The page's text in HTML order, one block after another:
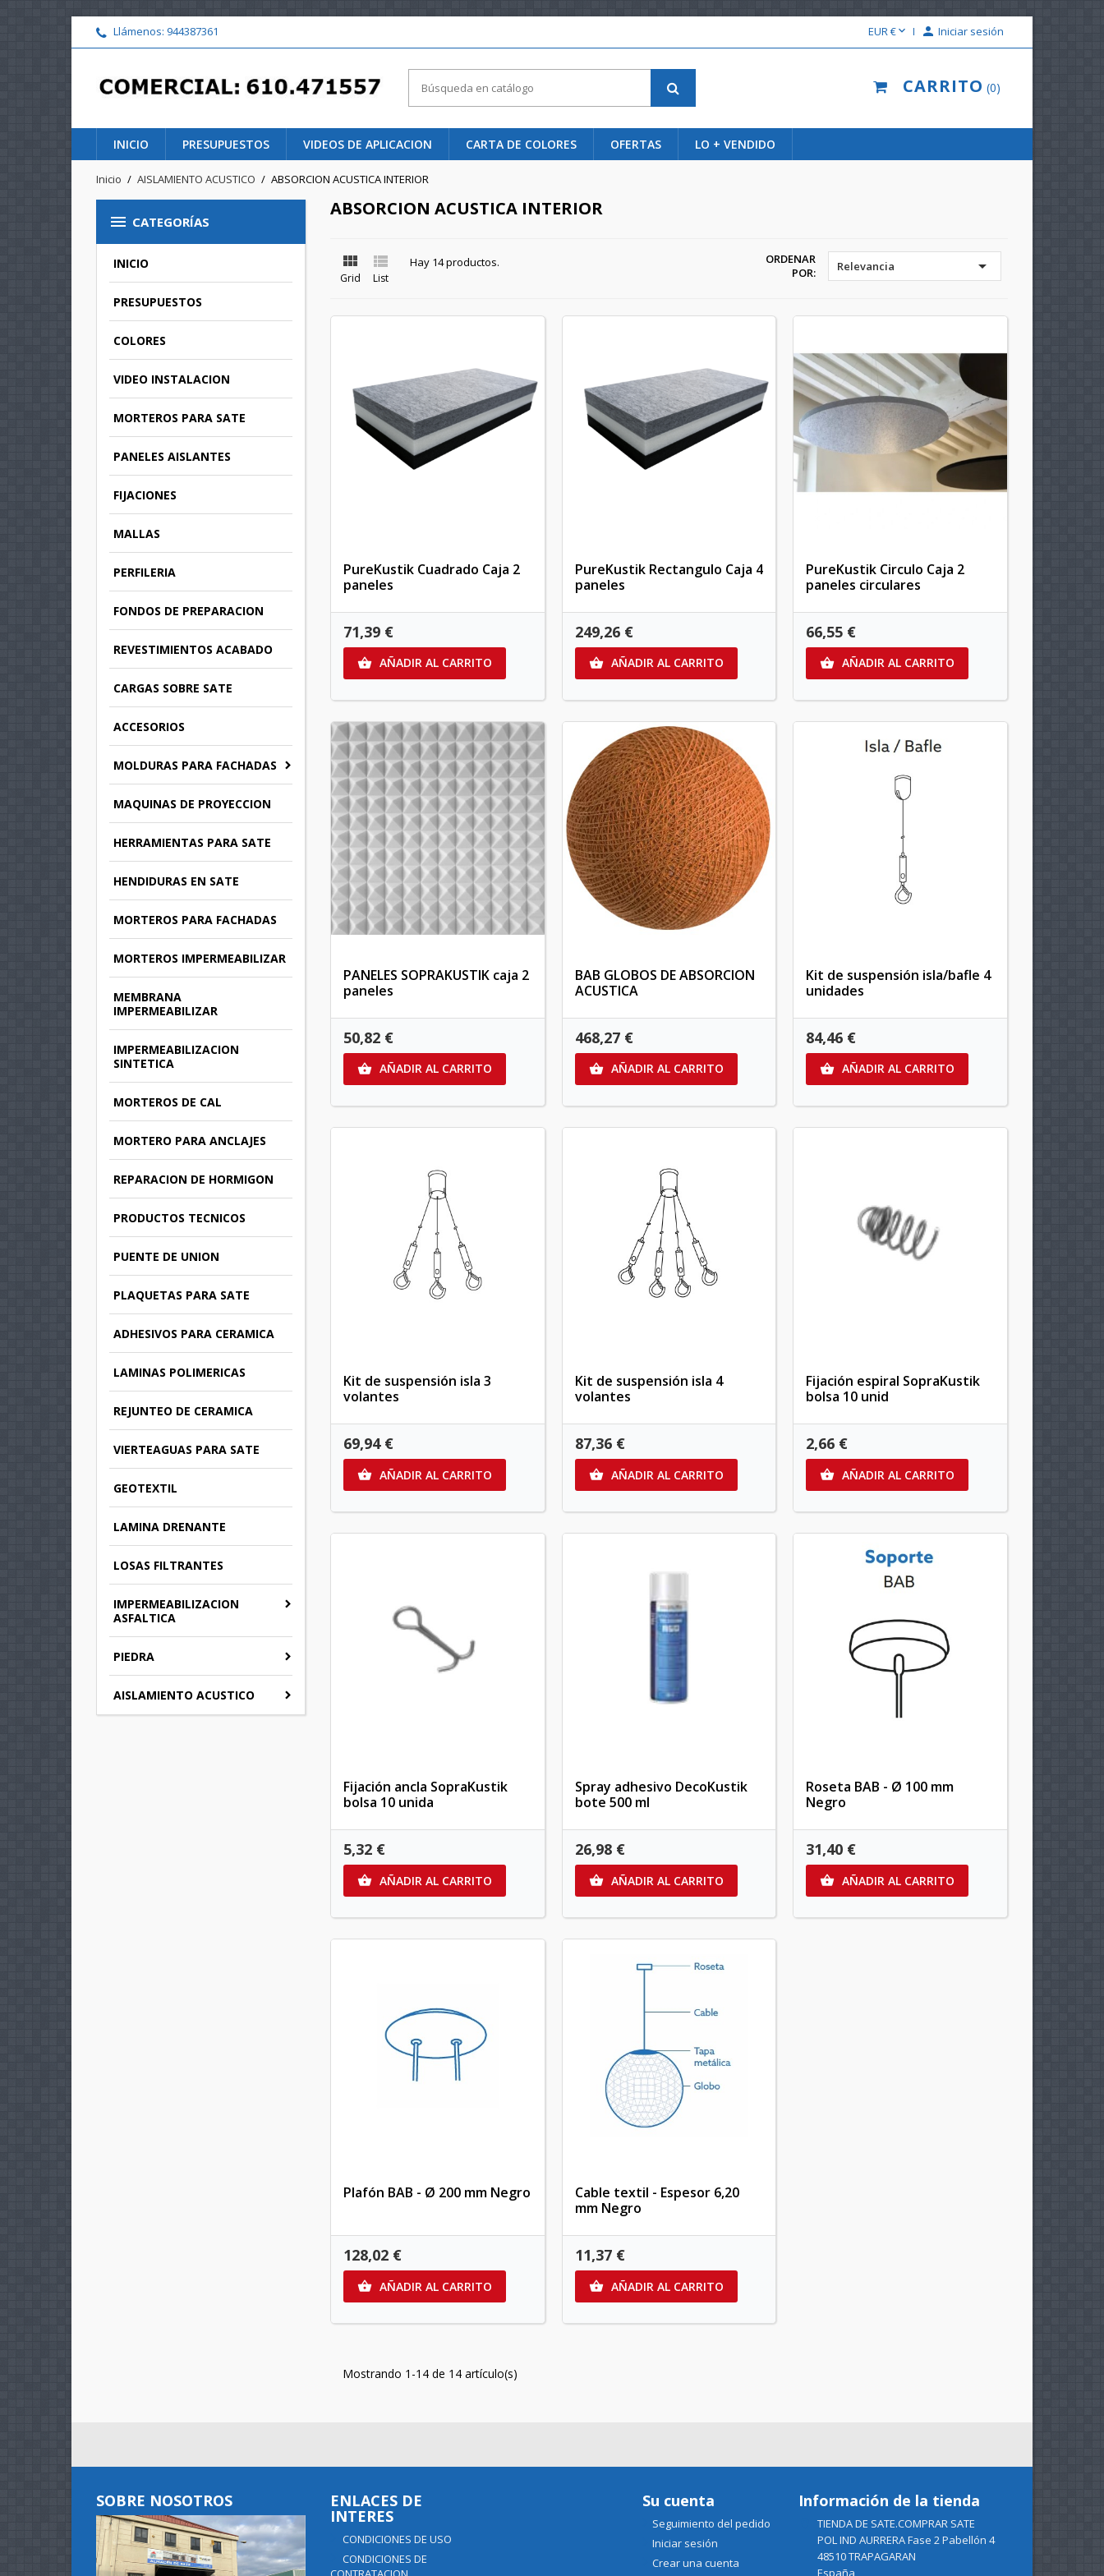
Llámenos: 944387361 EUR €  Iniciar sesión
CARRITO 0
INICIO PRESUPUESTOS VIDEOS DE APLICACION CARTA DE COLORES OFERTAS LO + VENDIDO
Inicio AISLAMIENTO ACUSTICO ABSORCION ACUSTICA INTERIOR
 CATEGORÍAS
INICIO
PRESUPUESTOS
COLORES
VIDEO INSTALACION
MORTEROS PARA SATE
PANELES AISLANTES
FIJACIONES
MALLAS
PERFILERIA
FONDOS DE PREPARACION
REVESTIMIENTOS ACABADO
CARGAS SOBRE SATE
ACCESORIOS
MOLDURAS PARA FACHADAS
MAQUINAS DE PROYECCION
HERRAMIENTAS PARA SATE
HENDIDURAS EN SATE
MORTEROS PARA FACHADAS
MORTEROS IMPERMEABILIZAR
MEMBRANA
IMPERMEABILIZAR
IMPERMEABILIZACION
SINTETICA
MORTEROS DE CAL
MORTERO PARA ANCLAJES
REPARACION DE HORMIGON
PRODUCTOS TECNICOS
PUENTE DE UNION
PLAQUETAS PARA SATE
ADHESIVOS PARA CERAMICA
LAMINAS POLIMERICAS
REJUNTEO DE CERAMICA
VIERTEAGUAS PARA SATE
GEOTEXTIL
LAMINA DRENANTE
LOSAS FILTRANTES
IMPERMEABILIZACION
ASFALTICA
PIEDRA
AISLAMIENTO ACUSTICO
ABSORCION ACUSTICA INTERIOR

Grid

List
Hay 14 productos.
ORDENAR
POR:
Relevancia 
PureKustik Cuadrado Caja 2
paneles
71,39 €
 AÑADIR AL CARRITO
PureKustik Rectangulo Caja 4
paneles
249,26 €
 AÑADIR AL CARRITO
PureKustik Circulo Caja 2
paneles circulares
66,55 €
 AÑADIR AL CARRITO
PANELES SOPRAKUSTIK caja 2
paneles
50,82 €
 AÑADIR AL CARRITO
BAB GLOBOS DE ABSORCION
ACUSTICA
468,27 €
 AÑADIR AL CARRITO
Kit de suspensión isla/bafle 4
unidades
84,46 €
 AÑADIR AL CARRITO
Kit de suspensión isla 3
volantes
69,94 €
 AÑADIR AL CARRITO
Kit de suspensión isla 4
volantes
87,36 €
 AÑADIR AL CARRITO
Fijación espiral SopraKustik
bolsa 10 unid
2,66 €
 AÑADIR AL CARRITO
Fijación ancla SopraKustik
bolsa 10 unida
5,32 €
 AÑADIR AL CARRITO
Spray adhesivo DecoKustik
bote 500 ml
26,98 €
 AÑADIR AL CARRITO
Roseta BAB - Ø 100 mm
Negro
31,40 €
 AÑADIR AL CARRITO
Plafón BAB - Ø 200 mm Negro
128,02 €
 AÑADIR AL CARRITO
Cable textil - Espesor 6,20
mm Negro
11,37 €
 AÑADIR AL CARRITO
Mostrando 1-14 de 14 artículo(s)
SOBRE NOSOTROS ENLACES DE
INTERES
CONDICIONES DE USO
CONDICIONES DE
Su cuenta
Seguimiento del pedido
Iniciar sesión
Crear una cuenta
Información de la tienda
TIENDA DE SATE.COMPRAR SATE
POL IND AURRERA Fase 2 Pabellón 4
48510 TRAPAGARAN
España